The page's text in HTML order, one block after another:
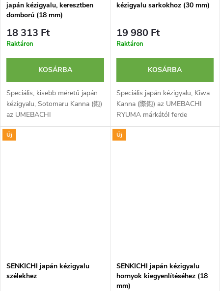
japán kézigyalu, keresztben
domború (18 mm)
18 313 Ft
Raktáron
KOSÁRBA
Speciális, kisebb méretű japán
kézigyalu, Sotomaru Kanna (鉋)
az UMEBACHI
RYUMA márkától domború
gyalutesttel és pengével íves
kézigyalu sarkokhoz (30 mm)
19 980 Ft
Raktáron
KOSÁRBA
Speciális japán kézigyalu, Kiwa
Kanna (際鉋) az UMEBACHI
RYUMA márkától ferde
pengével a gyalutest szélén.
Sarkok belső részének L-alakú
Új
SENKICHI japán kézigyalu
szélekhez
Új
SENKICHI japán kézigyalu
hornyok kiegyenlítéséhez (18
mm)